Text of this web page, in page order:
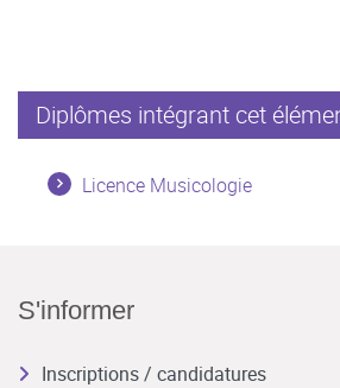
Diplômes intégrant cet
Licence Musicologie
S'informer
Inscriptions / candidatures